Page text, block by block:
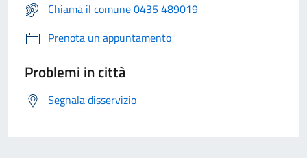
Chiama il comune 0435 489019
Prenota un appuntamento
Problemi in città
Segnala disservizio